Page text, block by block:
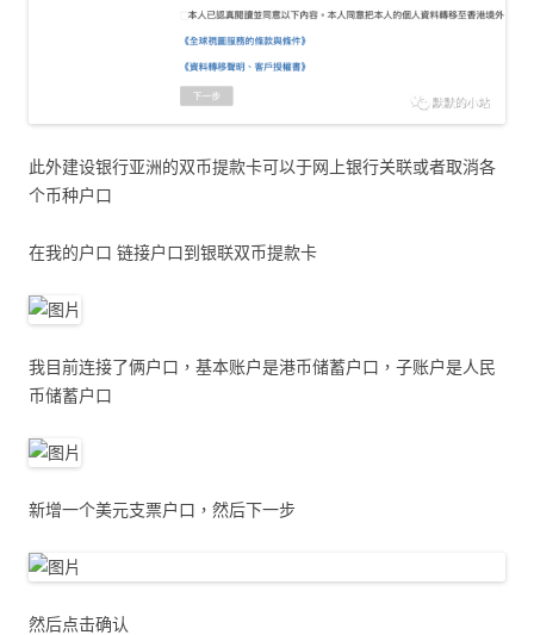
此外建设银行亚洲的双币提款卡可以于网上银行关联或者取消各
个币种户口
在我的户口 链接户口到银联双币提款卡
我目前连接了俩户口，基本账户是港币储蓄户口，子账户是人民
币储蓄户口
新增一个美元支票户口，然后下一步
然后点击确认